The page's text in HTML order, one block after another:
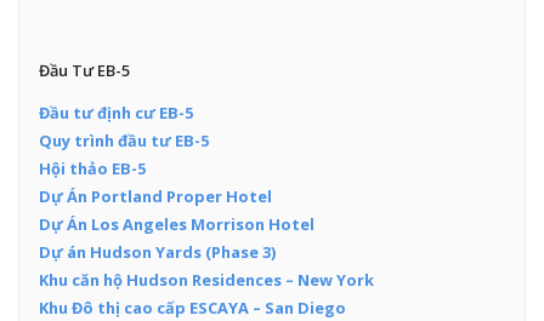
Đầu Tư EB-5
Đầu tư định cư EB-5
Quy trình đầu tư EB-5
Hội thảo EB-5
Dự Án Portland Proper Hotel
Dự Án Los Angeles Morrison Hotel
Dự án Hudson Yards (Phase 3)
Khu căn hộ Hudson Residences – New York
Khu Đô thị cao cấp ESCAYA – San Diego